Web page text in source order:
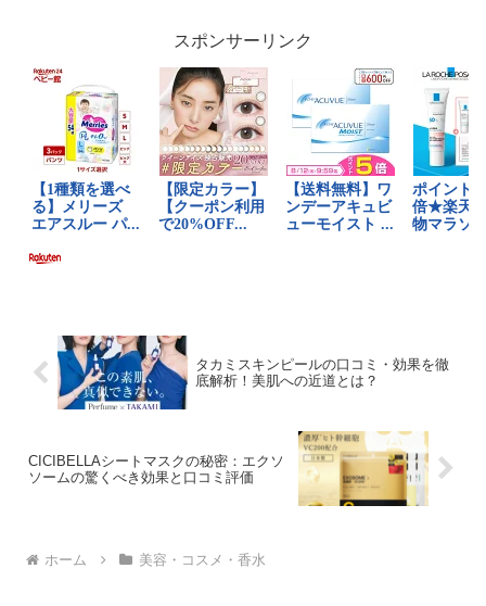
スポンサーリンク
タカミスキンピールの口コミ・効果を徹
底解析！美肌への近道とは？
CICIBELLAシートマスクの秘密：エクソ
ソームの驚くべき効果と口コミ評価
ホーム 美容・コスメ・香水